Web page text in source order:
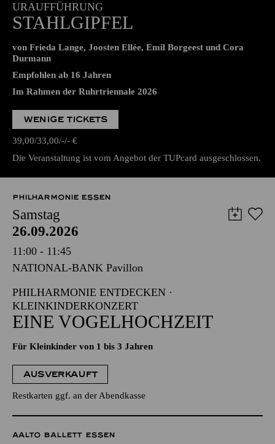
URAUFFÜHRUNG
STAHLGIPFEL
von Frieda Lange, Joosten Ellée, Emil Borgeest und Cora
Durmann
Empfohlen ab 16 Jahren
Im Rahmen der Ruhrtriennale 2026
WENIGE TICKETS
39,00 33,00 - - €
Die Veranstaltung ist vom Angebot der TUPcard ausgeschlossen.
PHILHARMONIE ESSEN
Samstag
26.09.2026
11:00 - 11:45
NATIONAL-BANK Pavillon
PHILHARMONIE ENTDECKEN ·
KLEINKINDERKONZERT
EINE VOGELHOCHZEIT
Für Kleinkinder von 1 bis 3 Jahren
AUSVERKAUFT
Restkarten ggf. an der Abendkasse
AALTO BALLETT ESSEN